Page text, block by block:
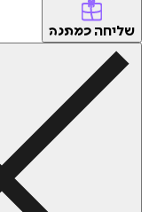
כמתנה